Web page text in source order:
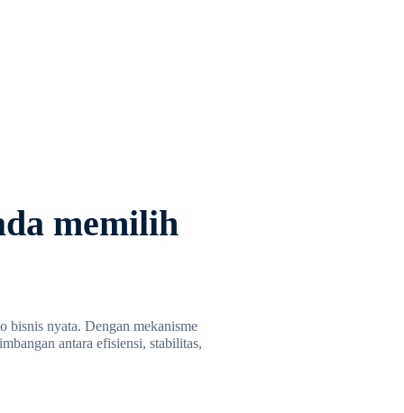
memilih
bisnis nyata. Dengan mekanisme
antara efisiensi, stabilitas,